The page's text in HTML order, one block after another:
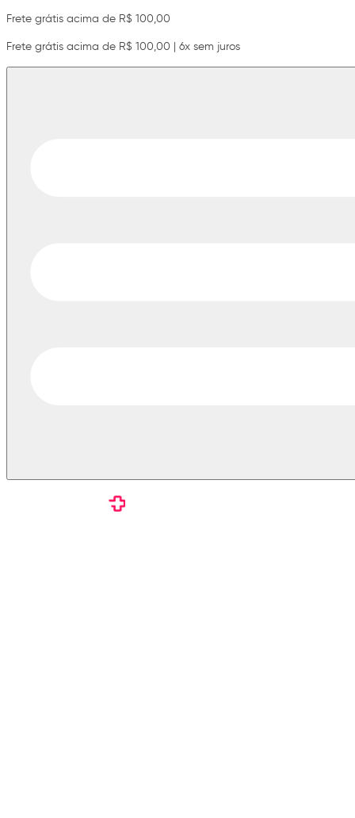
Frete grátis acima de R$ 100,00
Frete grátis acima de R$ 100,00 | 6x sem juros